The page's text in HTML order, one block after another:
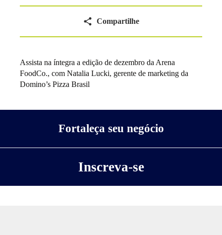
Compartilhe
Assista na íntegra a edição de dezembro da Arena
FoodCo., com Natalia Lucki, gerente de marketing da
Domino’s Pizza Brasil
Fortaleça seu negócio
Inscreva-se